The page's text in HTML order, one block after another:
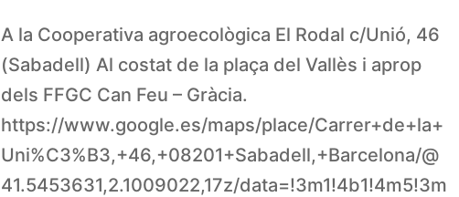
A la Cooperativa agroecològica El Rodal c/Unió, 46
(Sabadell) Al costat de la plaça del Vallès i aprop
dels FFGC Can Feu – Gràcia.
https://www.google.es/maps/place/Carrer+de+la+
Uni%C3%B3,+46,+08201+Sabadell,+Barcelona/@
41.5453631,2.1009022,17z/data=!3m1!4b1!4m5!3m